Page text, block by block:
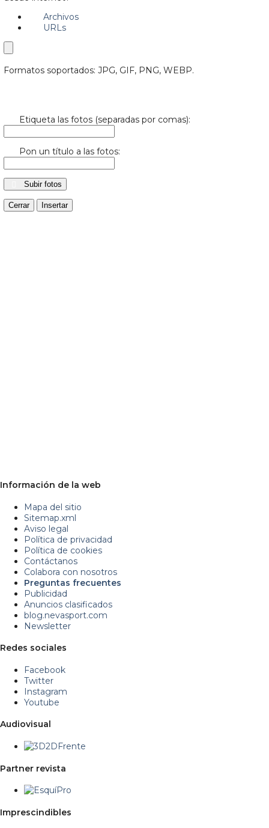
Archivos
URLs
Formatos soportados: JPG, GIF, PNG, WEBP.
Etiqueta las fotos (separadas por comas):
Pon un título a las fotos:
Subir fotos
Cerrar Insertar
Información de la web
Mapa del sitio
Sitemap.xml
Aviso legal
Política de privacidad
Política de cookies
Contáctanos
Colabora con nosotros
Preguntas frecuentes
Publicidad
Anuncios clasificados
blog.nevasport.com
Newsletter
Redes sociales
Facebook
Twitter
Instagram
Youtube
Audiovisual
Partner revista
Imprescindibles